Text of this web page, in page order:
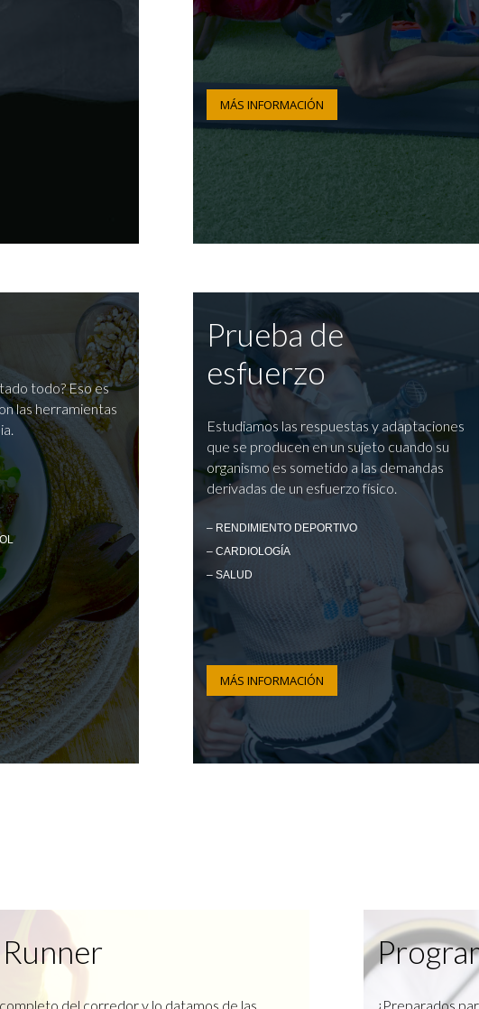
MÁS INFORMACIÓN
todo? Eso es
las herramientas
Prueba de
esfuerzo
Estudiamos las respuestas y adaptaciones
que se producen en un sujeto cuando su
organismo es sometido a las demandas
derivadas de un esfuerzo físico.
– RENDIMIENTO DEPORTIVO
– CARDIOLOGÍA
– SALUD
MÁS INFORMACIÓN
completo del corredor y lo datamos de las ¿Preparados